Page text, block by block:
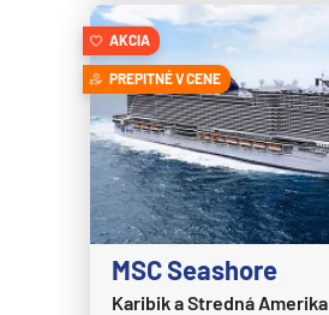
MS Vesteralen
MSC Cruises
MSC Armonia
MSC Bellissima
MSC Divina
MSC Euribia
MSC Fantasia
AKCIA
PREPITNÉ V CENE
MSC Seashore
Karibik a Stredná Amerika